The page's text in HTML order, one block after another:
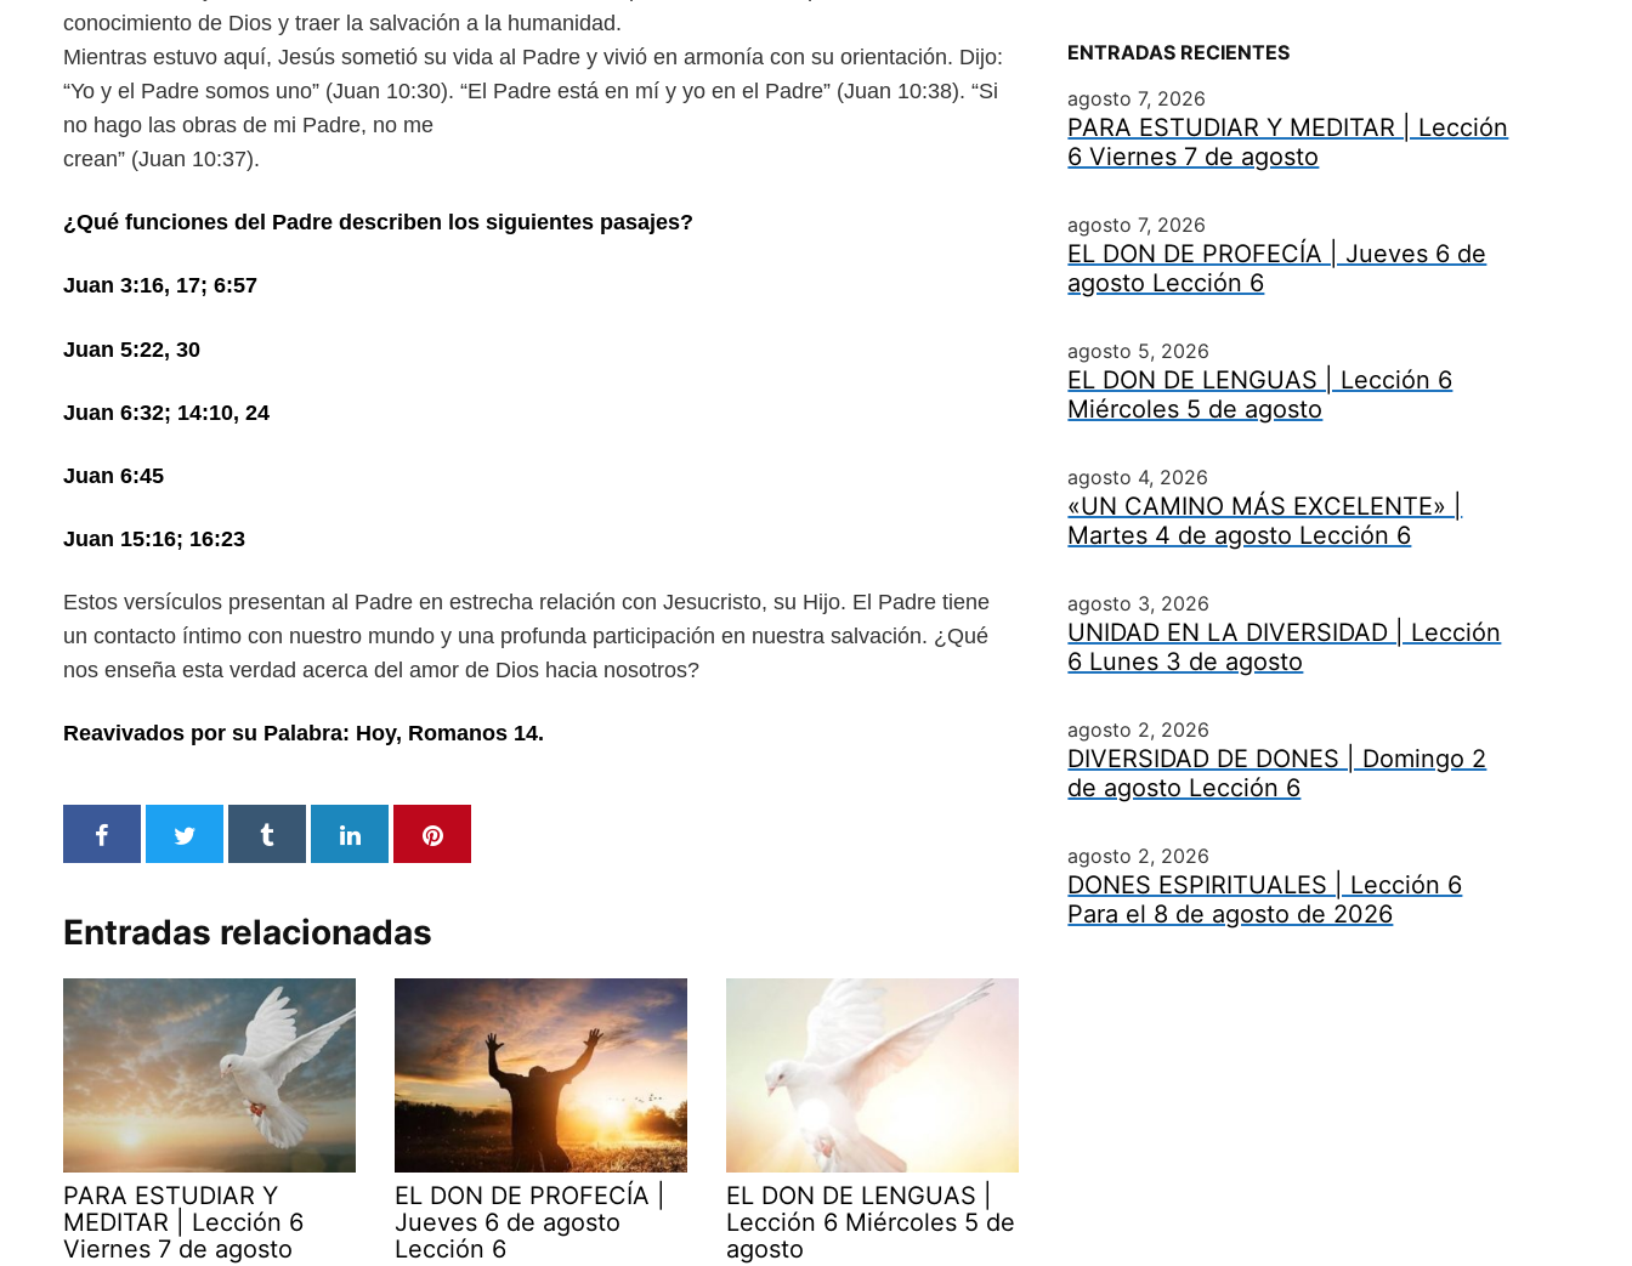
conocimiento de Dios y traer la salvación a la humanidad.
Mientras estuvo aquí, Jesús sometió su vida al Padre y vivió en armonía con su orientación. Dijo:
“Yo y el Padre somos uno” (Juan 10:30). “El Padre está en mí y yo en el Padre” (Juan 10:38). “Si
no hago las obras de mi Padre, no me
crean” (Juan 10:37).
¿Qué funciones del Padre describen los siguientes pasajes?
Juan 3:16, 17; 6:57
Juan 5:22, 30
Juan 6:32; 14:10, 24
Juan 6:45
Juan 15:16; 16:23
Estos versículos presentan al Padre en estrecha relación con Jesucristo, su Hijo. El Padre tiene
un contacto íntimo con nuestro mundo y una profunda participación en nuestra salvación. ¿Qué
nos enseña esta verdad acerca del amor de Dios hacia nosotros?
Reavivados por su Palabra: Hoy, Romanos 14.
Entradas relacionadas
PARA ESTUDIAR Y
MEDITAR | Lección 6
Viernes 7 de agosto
EL DON DE PROFECÍA |
Jueves 6 de agosto
Lección 6
EL DON DE LENGUAS |
Lección 6 Miércoles 5 de
agosto
ENTRADAS RECIENTES
agosto 7, 2026
PARA ESTUDIAR Y MEDITAR | Lección
6 Viernes 7 de agosto
agosto 7, 2026
EL DON DE PROFECÍA | Jueves 6 de
agosto Lección 6
agosto 5, 2026
EL DON DE LENGUAS | Lección 6
Miércoles 5 de agosto
agosto 4, 2026
«UN CAMINO MÁS EXCELENTE» |
Martes 4 de agosto Lección 6
agosto 3, 2026
UNIDAD EN LA DIVERSIDAD | Lección
6 Lunes 3 de agosto
agosto 2, 2026
DIVERSIDAD DE DONES | Domingo 2
de agosto Lección 6
agosto 2, 2026
DONES ESPIRITUALES | Lección 6
Para el 8 de agosto de 2026